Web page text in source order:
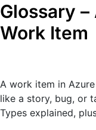
Glossary
Work Item
A work item in
like a story, bug, or
Types explained,